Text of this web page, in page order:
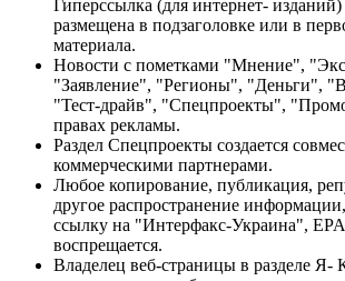
Гиперссылка (для интернет-
размещена в подзаголовке или в
материала.
Новости с пометками "Мнение",
"Заявление", "Регионы", "Деньги",
"Тест-драйв", "Спецпроекты",
правах рекламы.
Раздел Спецпроекты создается
коммерческими партнерами.
Любое копирование, публикация,
другое распространение
ссылку на "Интерфакс-Украина",
воспрещается.
Владелец веб-страницы в разделе Я-